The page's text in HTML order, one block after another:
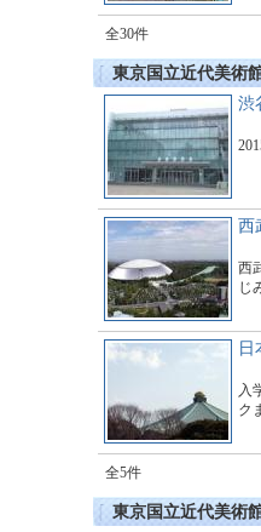
全30件
東京国立近代美術
渋
西
西
じ
日
入
ク
全5件
東京国立近代美術